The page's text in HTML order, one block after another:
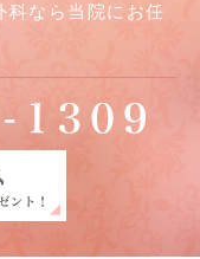
科なら当院にお任